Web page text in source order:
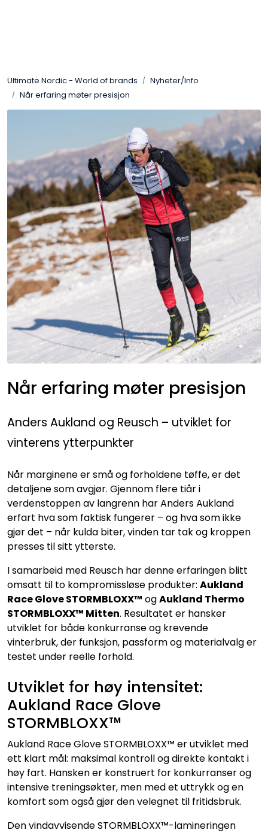
Ultimate Nordic - World of brands
Nyheter/Info
Når erfaring møter presisjon
Når erfaring møter presisjon
Anders Aukland og Reusch – utviklet for
vinterens ytterpunkter
Når marginene er små og forholdene tøffe, er det
detaljene som avgjør. Gjennom flere tiår i
verdenstoppen av langrenn har Anders Aukland
erfart hva som faktisk fungerer – og hva som ikke
gjør det – når kulda biter, vinden tar tak og kroppen
presses til sitt ytterste.
I samarbeid med Reusch har denne erfaringen blitt
omsatt til to kompromissløse produkter: Aukland
Race Glove STORMBLOXX™ ogAukland Thermo
STORMBLOXX™ Mitten. Resultatet er hansker
utviklet for både konkurranse og krevende
vinterbruk, der funksjon, passform og materialvalg er
testet under reelle forhold.
Utviklet for høy intensitet:
Aukland Race Glove
STORMBLOXX™
Aukland Race Glove STORMBLOXX™ er utviklet med
ett klart mål: maksimal kontroll og direkte kontakt i
høy fart. Hansken er konstruert for konkurranser og
intensive treningsøkter, men med et uttrykk og en
komfort som også gjør den velegnet til fritidsbruk.
Den vindavvisende STORMBLOXX™-lamineringen
Nyheter/Info